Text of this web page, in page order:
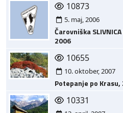
10873
5. maj, 2006
Čarovniška SLIVNICA
2006
10655
10. oktober, 2007
Potepanje po
10331